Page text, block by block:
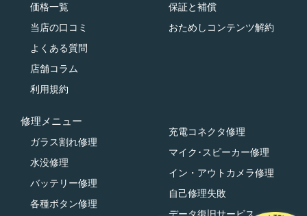
価格一覧
当店の口コミ
よくある質問
店舗コラム
利用規約
保証と補償
おためしコンテンツ解約
修理メニュー
ガラス割れ修理
水没修理
バッテリー修理
各種ボタン修理
充電コネクタ修理
マイク･スピーカー修理
イン・アウトカメラ修理
自己修理失敗